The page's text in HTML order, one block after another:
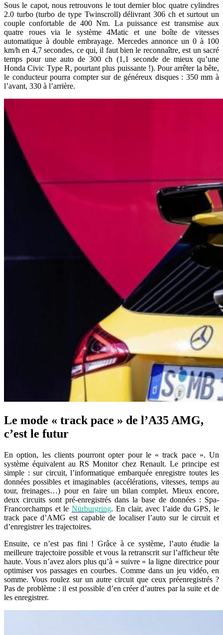
Sous le capot, nous retrouvons le tout dernier bloc quatre cylindres
2.0 turbo (turbo de type Twinscroll) délivrant 306 ch et surtout un
couple confortable de 400 Nm. La puissance est transmise aux
quatre roues via le système 4Matic et une boîte de vitesses
automatique à double embrayage. Mercedes annonce un 0 à 100
km/h en 4,7 secondes, ce qui, il faut bien le reconnaître, est un sacré
temps pour une auto de 300 ch (1,1 seconde de mieux qu’une
Honda Civic Type R, pourtant plus puissante !). Pour arrêter la bête,
le conducteur pourra compter sur de généreux disques : 350 mm à
l’avant, 330 à l’arrière.
Le mode « track pace » de l’A35 AMG,
c’est le futur
En option, les clients pourront opter pour le « track pace ». Un
système équivalent au RS Monitor chez Renault. Le principe est
simple : sur circuit, l’informatique embarquée enregistre toutes les
données possibles et imaginables (accélérations, vitesses, temps au
tour, freinages…) pour en faire un bilan complet. Mieux encore,
deux circuits sont pré-enregistrés dans la base de données : Spa-
Francorchamps et leNürburgring. En clair, avec l’aide du GPS, le
track pace d’AMG est capable de localiser l’auto sur le circuit et
d’enregistrer les trajectoires.
Ensuite, ce n’est pas fini ! Grâce à ce système, l’auto étudie la
meilleure trajectoire possible et vous la retranscrit sur l’afficheur tête
haute. Vous n’avez alors plus qu’à « suivre » la ligne directrice pour
optimiser vos passages en courbes. Comme dans un jeu vidéo, en
somme. Vous roulez sur un autre circuit que ceux préenregistrés ?
Pas de problème : il est possible d’en créer d’autres par la suite et de
les enregistrer.